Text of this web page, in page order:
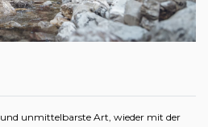
unmittelbarste Art, wieder mit der